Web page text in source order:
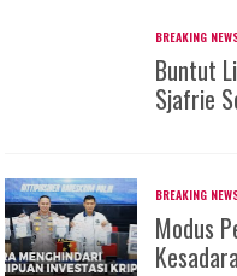
BREAKING
Buntut
Sjafrie
BREAKING
Modus